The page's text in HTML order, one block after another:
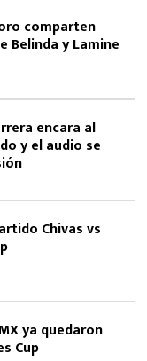
comparten
Belinda y Lamine
encara al
y el audio se
Chivas vs
ya quedaron
Cup